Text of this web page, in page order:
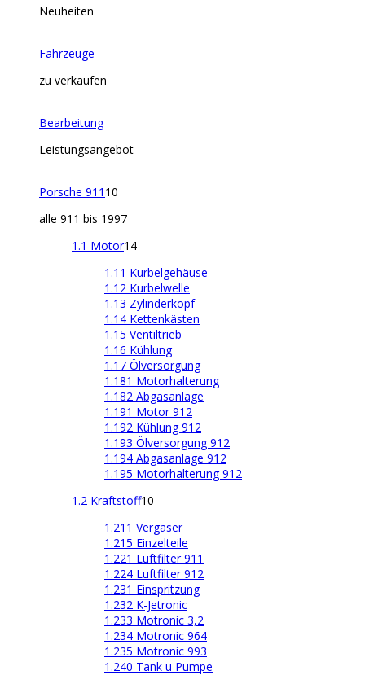
Neuheiten
Fahrzeuge
zu verkaufen
Bearbeitung
Leistungsangebot
Porsche 911 10
alle 911 bis 1997
1.1 Motor14
1.11 Kurbelgehäuse
1.12 Kurbelwelle
1.13 Zylinderkopf
1.14 Kettenkästen
1.15 Ventiltrieb
1.16 Kühlung
1.17 Ölversorgung
1.181 Motorhalterung
1.182 Abgasanlage
1.191 Motor 912
1.192 Kühlung 912
1.193 Ölversorgung 912
1.194 Abgasanlage 912
1.195 Motorhalterung 912
1.2 Kraftstoff10
1.211 Vergaser
1.215 Einzelteile
1.221 Luftfilter 911
1.224 Luftfilter 912
1.231 Einspritzung
1.232 K-Jetronic
1.233 Motronic 3,2
1.234 Motronic 964
1.235 Motronic 993
1.240 Tank u Pumpe